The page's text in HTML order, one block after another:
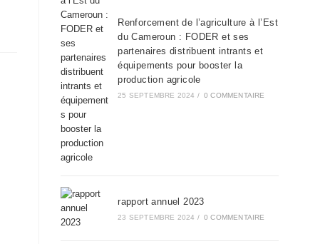
Renforcement de l’agriculture à l’Est
du Cameroun : FODER et ses
partenaires distribuent intrants et
équipements pour booster la
production agricole
25 SEPTEMBRE 2024 / 0 COMMENTAIRE
rapport annuel 2023
23 SEPTEMBRE 2024 / 0 COMMENTAIRE